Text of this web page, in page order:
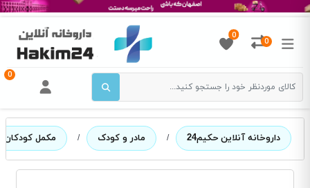
0
0
0
داروخانه آنلاین حکیم24 / مادر و کودک / مکمل کودکان